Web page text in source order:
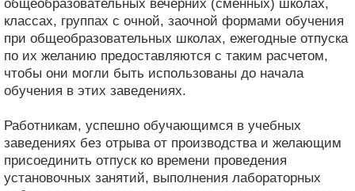
общеобразовательных вечерних (сменных) школах,
классах, группах с очной, заочной формами обучения
при общеобразовательных школах, ежегодные отпуска
по их желанию предоставляются с таким расчетом,
чтобы они могли быть использованы до начала
обучения в этих заведениях.
Работникам, успешно обучающимся в учебных
заведениях без отрыва от производства и желающим
присоединить отпуск ко времени проведения
установочных занятий, выполнения лабораторных